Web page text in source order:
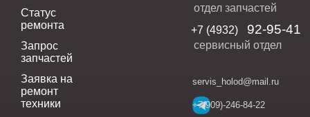
Статус
ремонта
Запрос
запчастей
Заявка на
ремонт
техники
отдел запчастей
+7 (4932)
92-95-41
сервисный отдел
servis_holod@mail.ru
+7(909)-246-84-22